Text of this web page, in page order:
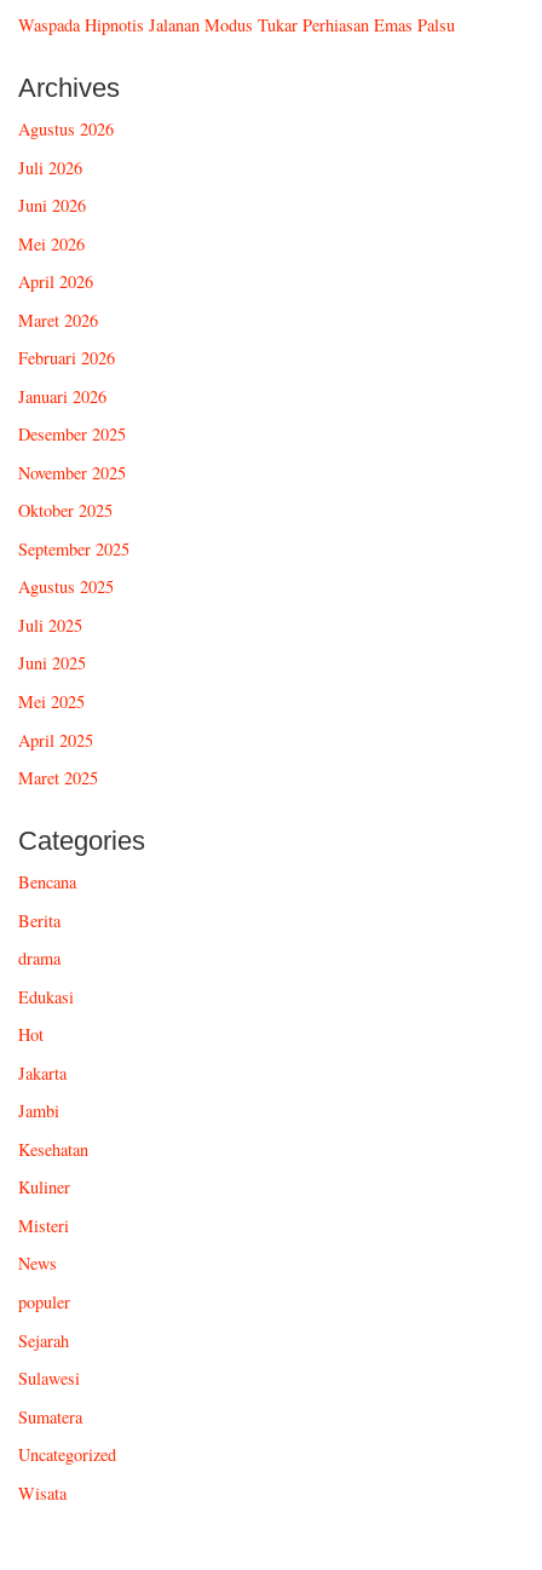
Waspada Hipnotis Jalanan Modus Tukar Perhiasan Emas Palsu
Archives
Agustus 2026
Juli 2026
Juni 2026
Mei 2026
April 2026
Maret 2026
Februari 2026
Januari 2026
Desember 2025
November 2025
Oktober 2025
September 2025
Agustus 2025
Juli 2025
Juni 2025
Mei 2025
April 2025
Maret 2025
Categories
Bencana
Berita
drama
Edukasi
Hot
Jakarta
Jambi
Kesehatan
Kuliner
Misteri
News
populer
Sejarah
Sulawesi
Sumatera
Uncategorized
Wisata